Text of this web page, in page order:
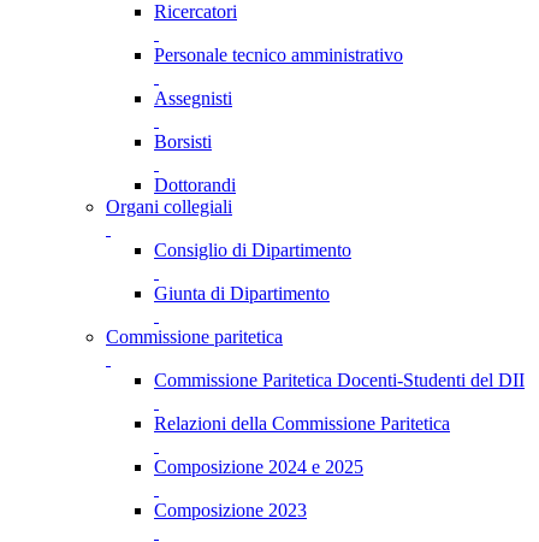
Ricercatori
Personale tecnico amministrativo
Assegnisti
Borsisti
Dottorandi
Organi collegiali
Consiglio di Dipartimento
Giunta di Dipartimento
Commissione paritetica
Commissione Paritetica Docenti-Studenti del DII
Relazioni della Commissione Paritetica
Composizione 2024 e 2025
Composizione 2023